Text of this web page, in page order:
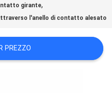
girante,
l'anello di contatto alesato
PREZZO